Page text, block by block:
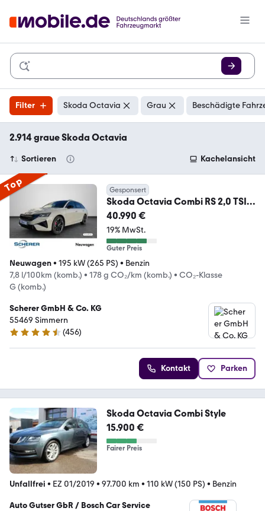
Filter Skoda Octavia Grau Beschädigte
2.914 graue Skoda Octavia
Sortieren Kachelansicht
Top Gesponsert
Skoda Octavia Combi RS 2,0 TSI
DSG AHK/ Navi/ Assisten
40.990 €
19% MwSt.
Guter Preis
Neuwagen• 195 kW (265 PS) • Benzin
7,8 l/100km (komb.) • 178 g CO₂/km (komb.) • CO₂-Klasse
G (komb.)
Scherer GmbH & Co. KG
55469 Simmern
4.3 Sterne
(456)
Kontakt Parken
Skoda Octavia Combi Style
15.900 €
Fairer Preis
Unfallfrei • EZ 01/2019 • 97.700 km • 110 kW (150 PS) • Benzin
Auto Gutser GbR / Bosch Car Service